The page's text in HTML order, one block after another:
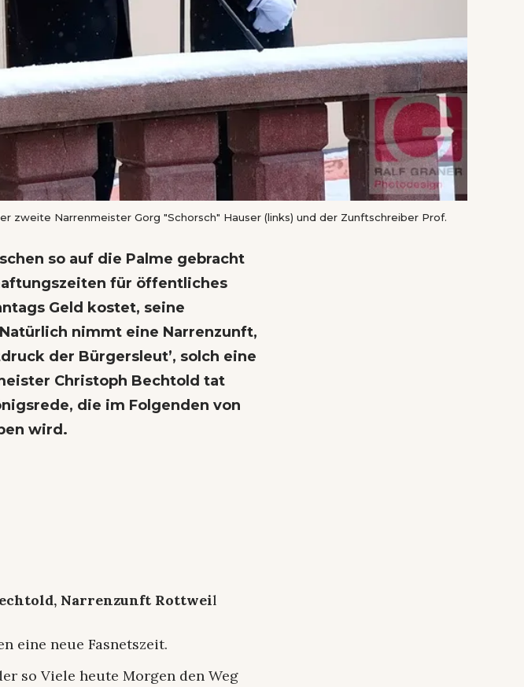
Narrenmeister Gorg "Schorsch" Hauser (links) und der Zunftschreiber Prof.
so auf die Palme gebracht
für öffentliches
Geld kostet, seine
nimmt eine Narrenzunft,
der Bürgersleut’, solch eine
Christoph Bechtold tat
die im Folgenden von
wird.
Narrenzunft Rottweil
eine neue Fasnetszeit.
so Viele heute Morgen den Weg